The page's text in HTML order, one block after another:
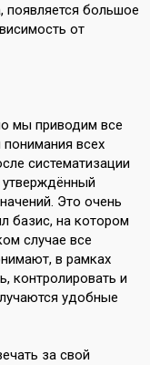
появляется большое
от
мы приводим все
всех
систематизации
Это очень
базис, на котором
случае все
в рамках
контролировать и
удобные
за свой